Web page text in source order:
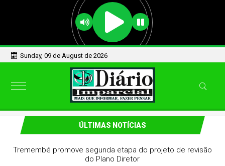
Sunday, 09 de August de 2026
ÚLTIMAS NOTÍCIAS
Tremembé promove segunda etapa do projeto de revisão
do Plano Diretor